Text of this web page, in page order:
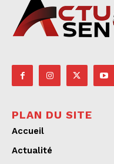
PLAN DU SITE
Accueil
Actualité